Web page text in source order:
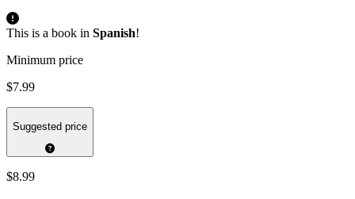
This is a book in Spanish!
Minimum price
$7.99
Suggested price
$8.99